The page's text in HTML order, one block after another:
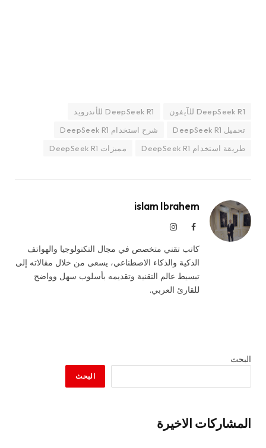
DeepSeek R1 للآيفون
DeepSeek R1 للأندرويد
تحميل DeepSeek R1
شرح استخدام DeepSeek R1
طريقة استخدام DeepSeek R1
مميزات DeepSeek R1
islam Ibrahem
فيسبوكالانستغرام
كاتب تقني متخصص في مجال التكنولوجيا والهواتف
الذكية والذكاء الاصطناعي، يسعى من خلال مقالاته إلى
تبسيط عالم التقنية وتقديمه بأسلوب سهل وواضح
للقارئ العربي.
البحث
البحث
المشاركات الاخيرة